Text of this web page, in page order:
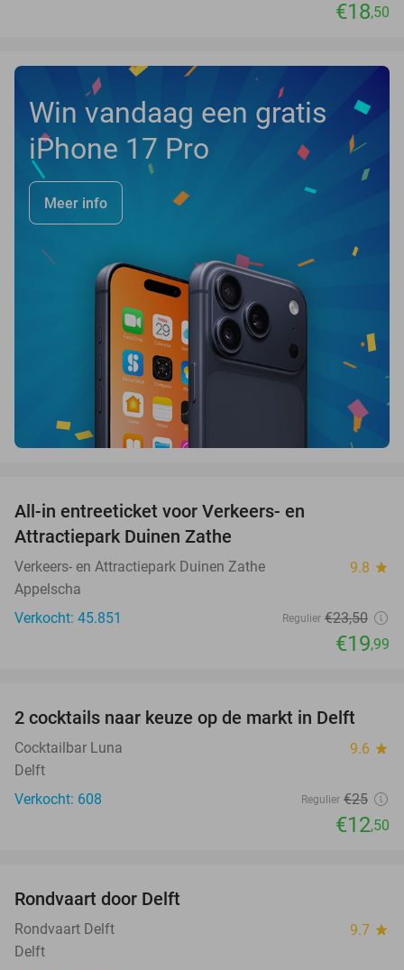
€18,50
Win vandaag een gratis
iPhone 17 Pro
Meer info
All-in entreeticket voor Verkeers- en
Attractiepark Duinen Zathe
Verkeers- en Attractiepark Duinen Zathe 9.8 star
Appelscha
Verkocht: 45.851
Regulier €23,50
€19,99
50%
2 cocktails naar keuze op de markt in Delft
Cocktailbar Luna 9.6 star
Delft
Verkocht: 608
Regulier €25
€12,50
Rondvaart door Delft
Rondvaart Delft 9.7 star
Delft